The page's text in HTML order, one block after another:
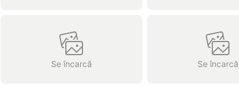
Se încarcă Se încarcă